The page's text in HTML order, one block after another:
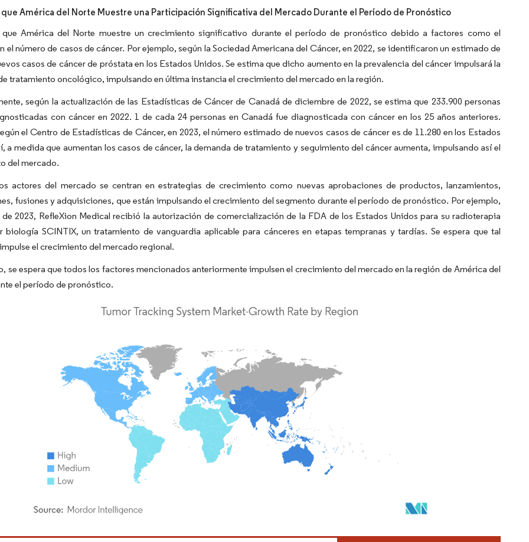
que América del Norte Muestre una Participación Significativa del Mercado Durante el Período de Pronóstico
que América del Norte muestre un crecimiento significativo durante el período de pronóstico debido a factores como el
el número de casos de cáncer. Por ejemplo, según la Sociedad Americana del Cáncer, en 2022, se identificaron un estimado de
casos de cáncer de próstata en los Estados Unidos. Se estima que dicho aumento en la prevalencia del cáncer impulsará la
tratamiento oncológico, impulsando en última instancia el crecimiento del mercado en la región.
según la actualización de las Estadísticas de Cáncer de Canadá de diciembre de 2022, se estima que 233.900 personas
con cáncer en 2022. 1 de cada 24 personas en Canadá fue diagnosticada con cáncer en los 25 años anteriores.
el Centro de Estadísticas de Cáncer, en 2023, el número estimado de nuevos casos de cáncer es de 11.280 en los Estados
a medida que aumentan los casos de cáncer, la demanda de tratamiento y seguimiento del cáncer aumenta, impulsando así el
del mercado.
actores del mercado se centran en estrategias de crecimiento como nuevas aprobaciones de productos, lanzamientos,
fusiones y adquisiciones, que están impulsando el crecimiento del segmento durante el período de pronóstico. Por ejemplo,
2023, RefleXion Medical recibió la autorización de comercialización de la FDA de los Estados Unidos para su radioterapia
biología SCINTIX, un tratamiento de vanguardia aplicable para cánceres en etapas tempranas y tardías. Se espera que tal
el crecimiento del mercado regional.
se espera que todos los factores mencionados anteriormente impulsen el crecimiento del mercado en la región de América del
el período de pronóstico.
Intelligence. El uso requiere atribución según CC BY 4.0.